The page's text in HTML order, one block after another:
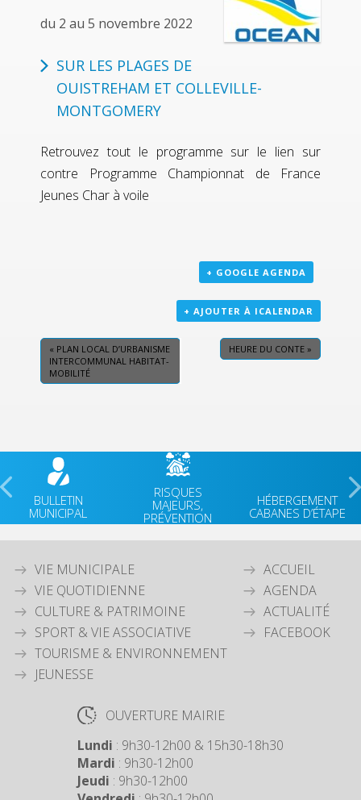
du 2 au 5 novembre 2022
SUR LES PLAGES DE
OUISTREHAM ET COLLEVILLE-
MONTGOMERY
Retrouvez tout le programme sur le lien sur
contre
Programme Championnat de France
Jeunes Char à voile
+ GOOGLE AGENDA
+ AJOUTER À ICALENDAR
« PLAN LOCAL D’URBANISME
INTERCOMMUNAL HABITAT-
MOBILITÉ
HEURE DU CONTE »
BULLETIN
MUNICIPAL
RISQUES
MAJEURS,
PRÉVENTION
HÉBERGEMENT
CABANES D’ÉTAPE
VIE MUNICIPALE
VIE QUOTIDIENNE
CULTURE & PATRIMOINE
SPORT & VIE ASSOCIATIVE
TOURISME & ENVIRONNEMENT
JEUNESSE
ACCUEIL
AGENDA
ACTUALITÉ
FACEBOOK
OUVERTURE MAIRIE
Lundi : 9h30-12h00 & 15h30-18h30
Mardi : 9h30-12h00
Jeudi : 9h30-12h00